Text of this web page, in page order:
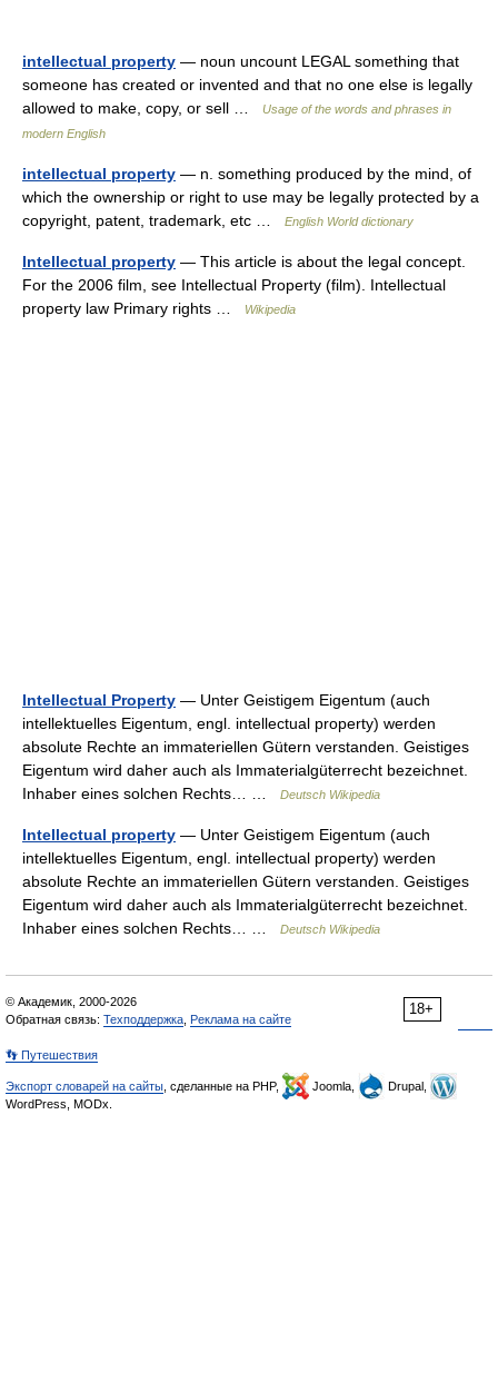
intellectual property — noun uncount LEGAL something that
someone has created or invented and that no one else is legally
allowed to make, copy, or sell …
Usage of the words and phrases in
modern English
intellectual property — n. something produced by the mind, of
which the ownership or right to use may be legally protected by a
copyright, patent, trademark, etc …
English World dictionary
Intellectual property — This article is about the legal concept.
For the 2006 film, see Intellectual Property (film). Intellectual
property law Primary rights …
Wikipedia
Intellectual Property — Unter Geistigem Eigentum (auch
intellektuelles Eigentum, engl. intellectual property) werden
absolute Rechte an immateriellen Gütern verstanden. Geistiges
Eigentum wird daher auch als Immaterialgüterrecht bezeichnet.
Inhaber eines solchen Rechts… …
Deutsch Wikipedia
Intellectual property — Unter Geistigem Eigentum (auch
intellektuelles Eigentum, engl. intellectual property) werden
absolute Rechte an immateriellen Gütern verstanden. Geistiges
Eigentum wird daher auch als Immaterialgüterrecht bezeichnet.
Inhaber eines solchen Rechts… …
Deutsch Wikipedia
18+
© Академик, 2000-2026
Обратная связь: Техподдержка Реклама на сайте
👣 Путешествия
Экспорт словарей на сайты , сделанные на PHP, Joomla,
Drupal,
WordPress, MODx.